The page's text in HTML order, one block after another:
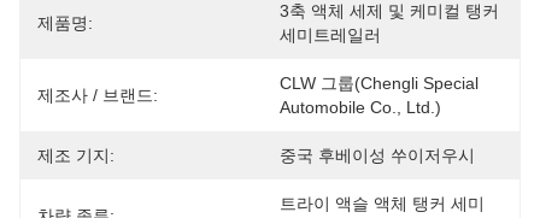
제품명:
3축 액체 세제 및 케미컬 탱커
세미트레일러
제조사 / 브랜드:
CLW 그룹(Chengli Special
Automobile Co., Ltd.)
제조 기지: 중국 후베이성 ​​쑤이저우시
트라이 액슬 액체 탱커 세미